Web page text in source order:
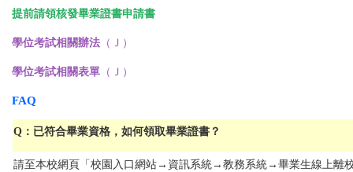
提前請領核發畢業證書申請書
學位考試相關辦法 （Ｊ）
學位考試相關表單 （Ｊ）
FAQ
Q：已符合畢業資格，如何領取畢業證書？
請至本校網頁「校園入口網站→資訊系統→教務系統→畢業生線上離